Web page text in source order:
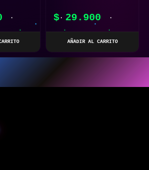
TABLERO GRÁFICO LCD
$29.900
AÑADIR AL CARRITO